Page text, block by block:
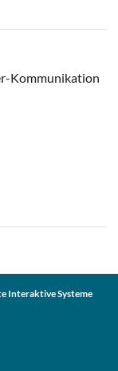
Kommunikation
Interaktive Systeme